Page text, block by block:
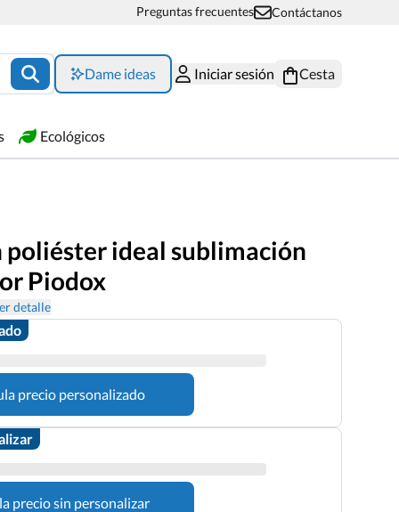
Preguntas frecuentes Contáctanos
Dame ideas Iniciar sesión Cesta
Ecológicos
poliéster ideal sublimación
Piodox
detalle
precio personalizado
precio sin personalizar